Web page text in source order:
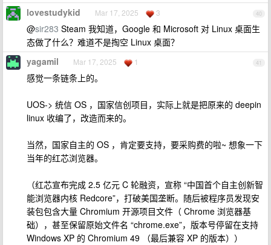
40
lovestudykid Mar 17, 2025 3
@sir283 Steam 我知道，Google 和 Microsoft 对 Linux 桌面生
态做了什么？难道不是掏空 Linux 桌面？
41
yagamil Mar 17, 2025 1
感觉一条链条上的。
UOS-> 统信 OS ，国家信创项目，实际上就是把原来的 deepin
linux 收编了，改造而来的。
当然，国家自主的 OS ，肯定要支持，要采购费的啦~ 想象一下
当年的红芯浏览器。
（红芯宣布完成 2.5 亿元 C 轮融资，宣称 “中国首个自主创新智
能浏览器内核 Redcore”，打破美国垄断。随后被程序员发现安
装包包含大量 Chromium 开源项目文件（ Chrome 浏览器基
础），甚至保留原始文件名 “chrome.exe”，版本号停留在支持
Windows XP 的 Chromium 49 （最后兼容 XP 的版本））